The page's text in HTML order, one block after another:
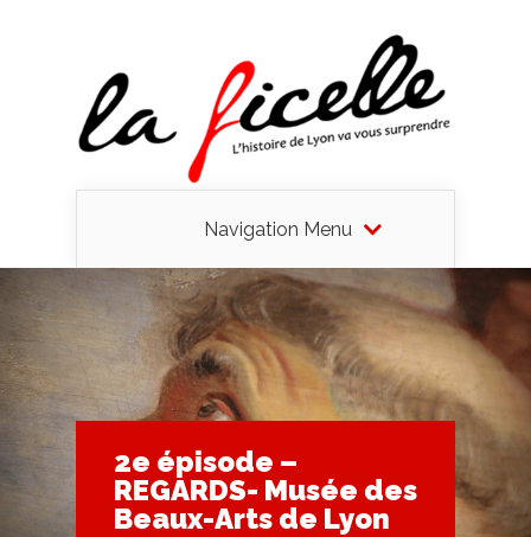
Navigation Menu
2e épisode –
REGARDS- Musée des
Beaux-Arts de Lyon